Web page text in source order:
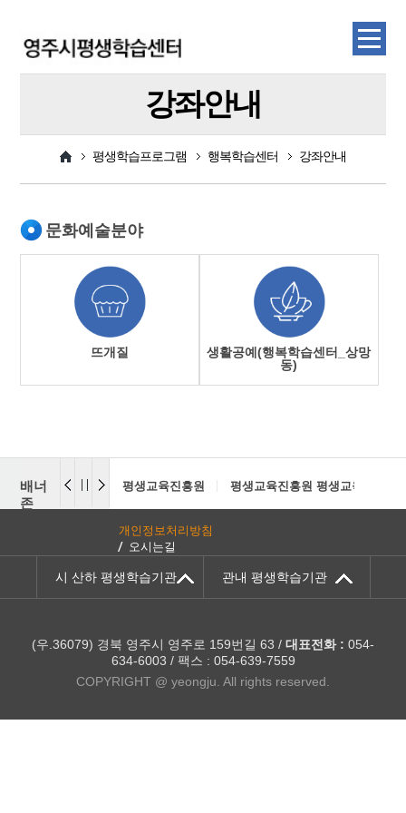
강좌안내
평생학습프로그램 행복학습센터 강좌안내
문화예술분야
뜨개질
생활공예(행복학습센터_상망
동)
배너
존
평생교육진흥원 평생교육진흥원 평생교육센터
개인정보처리방침
오시는길
시 산하 평생학습기관 관내 평생학습기관
(우.36079) 경북 영주시 영주로 159번길 63 / 대표전화 : 054-
634-6003 / 팩스 : 054-639-7559
COPYRIGHT @ yeongju. All rights reserved.